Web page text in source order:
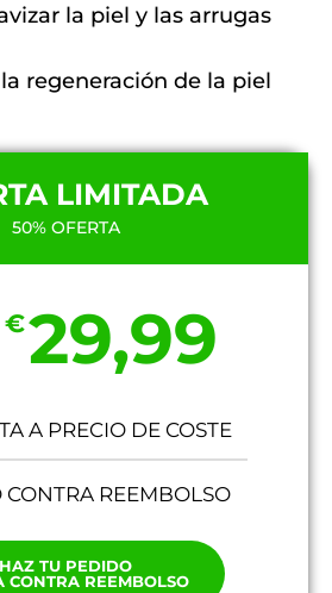
la piel y las arrugas
la regeneración de la piel
LIMITADA
50% OFERTA
€29,99
A PRECIO DE COSTE
CONTRA REEMBOLSO
HAZ TU PEDIDO
CONTRA REEMBOLSO